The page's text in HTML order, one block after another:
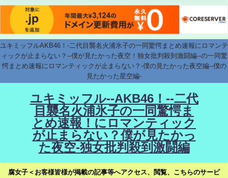
ユキミッフルAKB46！-二代目襲名火浦氷子の一同驚愕まとめ速報にロマンテ
ィックが止まらない？--僕が見たかった夜空！独女批判殺到激闘編--の一同驚
愕まとめ速報にロマンティックが止まらない？-僕の見たかった夜空編--僕の
見たかった星空編-
ユキミッフル--AKB46！--二代
目襲名火浦氷子の一同驚愕ま
とめ速報！にロマンティック
が止まらない？僕が見たかっ
た夜空-独女批判殺到激闘編
腐女子＜お客様皆様が掲載の記事等へアクセス、閲覧、こちらのサービ